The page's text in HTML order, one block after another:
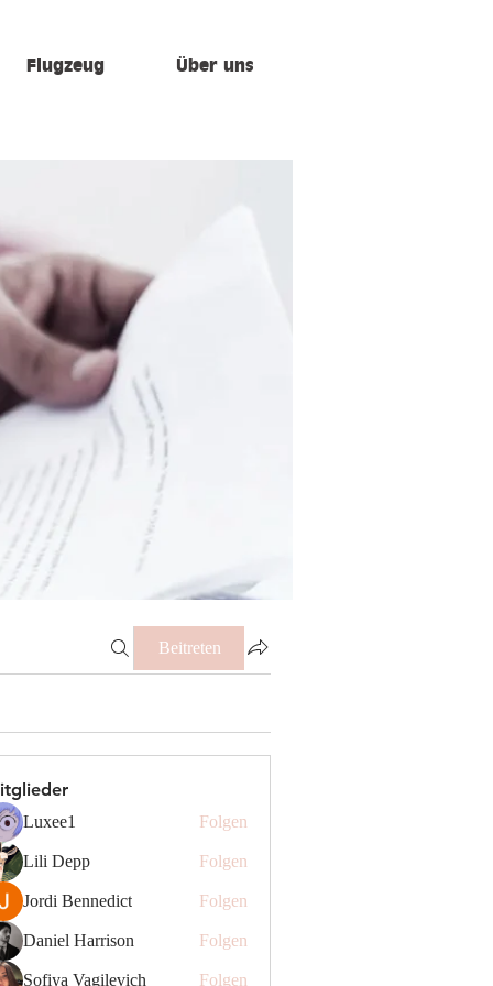
Flugzeug Über uns
Beitreten
Luxee1 Folgen
Lili Depp Folgen
Jordi Bennedict Folgen
Daniel Harrison Folgen
Sofiya Vagilevich
Folgen